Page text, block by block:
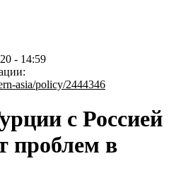
- 14:59
asia/policy/2444346
с Россией
проблем в